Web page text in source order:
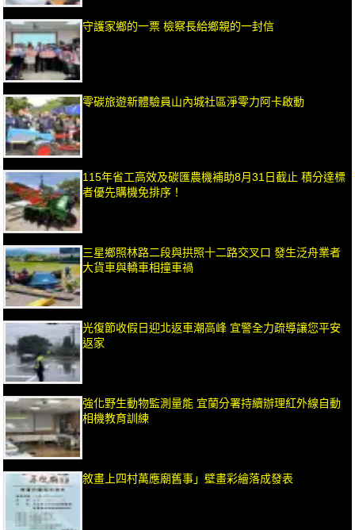
守護家鄉的一票 檢察長給鄉親的一封信
零碳旅遊新體驗員山內城社區淨零力阿卡啟動
115年省工高效及碳匯農機補助8月31日截止 積分達標
者優先購機免排序！
三星鄉照林路二段與拱照十二路交叉口 發生泛舟業者
大貨車與轎車相撞車禍
光復節收假日迎北返車潮高峰 宜警全力疏導讓您平安
返家
強化野生動物監測量能 宜蘭分署持續辦理紅外線自動
相機教育訓練
敘畫上四村萬應廟舊事」壁畫彩繪落成發表